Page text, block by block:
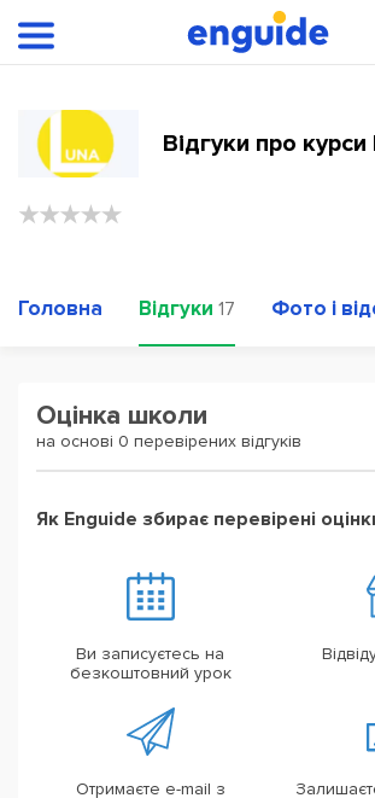
Відгуки про
Головна Відгуки 17 Фото і
Оцінка школи
на основі 0 перевірених відгуків
Як Enguide збирає перевірені
Ви записуєтесь на
безкоштовний урок
Отримаєте e-mail з